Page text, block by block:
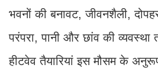
भवनों की बनावट, जीवनशैली,
परंपरा, पानी और छांव की व्यवस्था
हीटवेव तैयारियां इस मौसम के